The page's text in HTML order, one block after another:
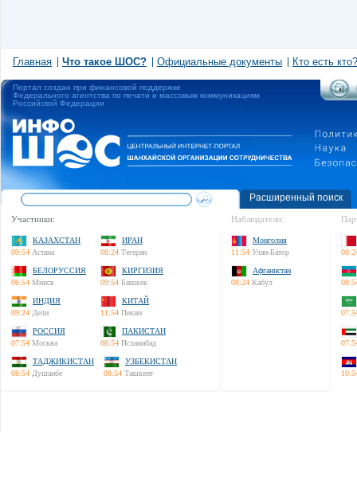
Главная Что такое ШОС? Официальные документы Кто есть кто?
Портал создан при финансовой поддержке
Федерального агентства по печати и массовым коммуникациям
Российской Федерации
Расширенный поиск
Участники:
КАЗАХСТАН
09:54 Астана
ИРАН
08:24 Тегеран
БЕЛОРУССИЯ
06:54 Минск
КИРГИЗИЯ
09:54 Бишкек
ИНДИЯ
09:24 Дели
КИТАЙ
11:54 Пекин
РОССИЯ
07:54 Москва
ПАКИСТАН
08:54 Исламабад
ТАДЖИКИСТАН
08:54 Душанбе
УЗБЕКИСТАН
08:54 Ташкент
Наблюдатели:
Монголия
11:54 Улан-Батор
Афганистан
08:24 Кабул